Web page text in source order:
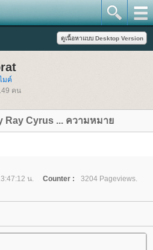
มค์
คน
Ray Cyrus ... ความหมา
น. Counter :
3204 Pageviews.